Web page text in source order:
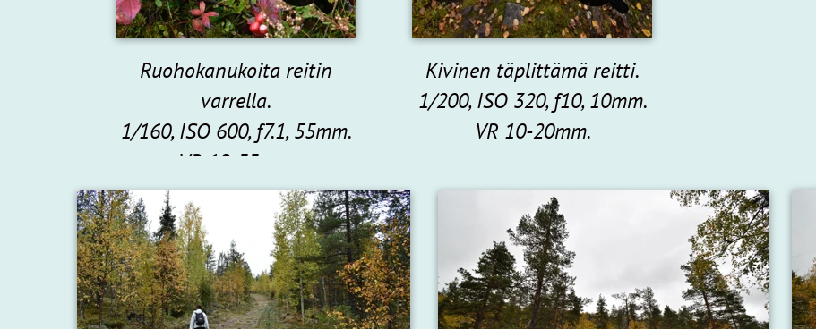
Ruohokanukoita reitin
varrella.
1/160, ISO 600, f7.1, 55mm.
VR 18-55mm.
Kivinen täplittämä reitti.
1/200, ISO 320, f10, 10mm.
VR 10-20mm.